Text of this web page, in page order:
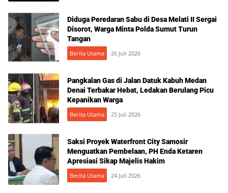
Diduga Peredaran Sabu di Desa Melati II Sergai
Disorot, Warga Minta Polda Sumut Turun
Tangan
Berita Utama 26 Juli 2026
Pangkalan Gas di Jalan Datuk Kabuh Medan
Denai Terbakar Hebat, Ledakan Berulang Picu
Kepanikan Warga
Berita Utama 25 Juli 2026
Saksi Proyek Waterfront City Samosir
Menguatkan Pembelaan, PH Enda Ketaren
Apresiasi Sikap Majelis Hakim
Berita Utama 24 Juli 2026